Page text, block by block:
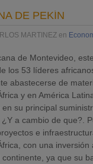
DE PEKÍN
MARTINEZ en
de Montevideo,
los 53 líderes
abastecerse de
y en América
su principal
a cambio de que?.
e
con una
ya que su